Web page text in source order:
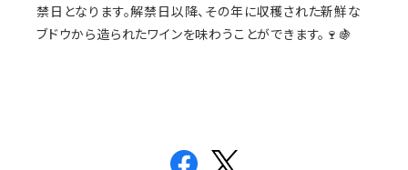
禁日となります。解禁日以降、その年に収穫された新鮮な
ブドウから造られたワインを味わうことができます。🍷🍇